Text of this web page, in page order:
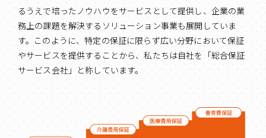
るうえで培ったノウハウをサービスとして提供し、企業の業
務上の課題を解決するソリューション事業も展開していま
す。このように、特定の保証に限らず広い分野において保証
やサービスを提供することから、私たちは自社を「総合保証
サービス会社」と称しています。